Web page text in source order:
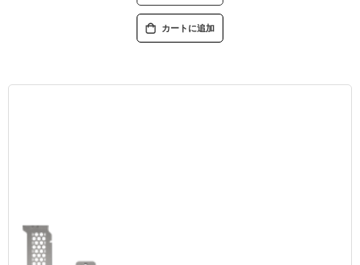
カートに追加